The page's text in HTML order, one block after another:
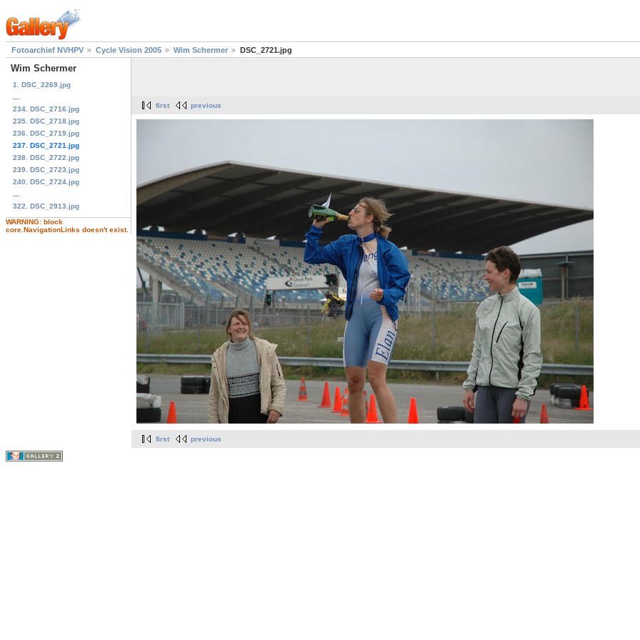
Fotoarchief NVHPV Cycle Vision 2005 Wim Schermer DSC_2721.jpg
Wim Schermer
1. DSC_2269.jpg
234. DSC_2716.jpg
235. DSC_2718.jpg
236. DSC_2719.jpg
237. DSC_2721.jpg
238. DSC_2722.jpg
239. DSC_2723.jpg
240. DSC_2724.jpg
322. DSC_2913.jpg
WARNING: block
core.NavigationLinks doesn't exist.
first previous
first previous